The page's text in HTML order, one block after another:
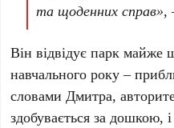
та щоденних справ»,
Він відвідує парк майже
навчального року –
словами Дмитра,
здобувається за дошкою,